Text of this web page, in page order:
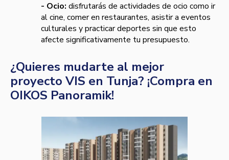
- Ocio: disfrutarás de actividades de ocio como ir
al cine, comer en restaurantes, asistir a eventos
culturales y practicar deportes sin que esto
afecte significativamente tu presupuesto.
¿Quieres mudarte al mejor
proyecto VIS en Tunja? ¡Compra en
OIKOS Panoramik!